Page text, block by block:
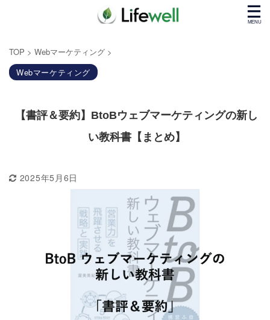
TOP > Webマーケティング >
Webマーケティング
【書評＆要約】BtoBウェブマーケティングの新し
い教科書【まとめ】
2025年5月6日